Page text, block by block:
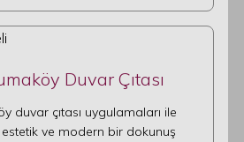
Duvar Çıtası
duvar çıtası uygulamaları ile
estetik ve modern bir dokunuş